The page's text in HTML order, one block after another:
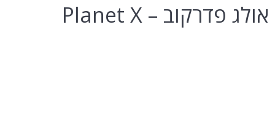
אולג פדרקוב – Planet X